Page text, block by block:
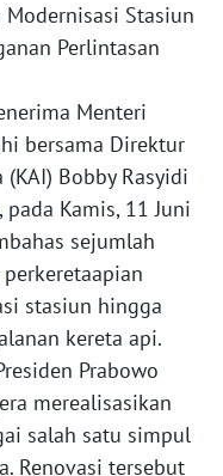
Stasiun
Perlintasan
Menteri
bersama Direktur
Bobby Rasyidi
Kamis, 11 Juni
sejumlah
stasiun hingga
kereta api.
Prabowo
merealisasikan
salah satu simpul
Renovasi tersebut